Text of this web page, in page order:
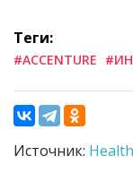
Теги:
#ACCENTURE
Источник: